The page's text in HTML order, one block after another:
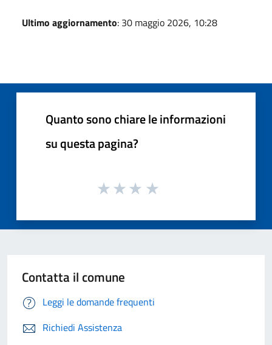
Ultimo aggiornamento: 30 maggio 2026, 10:28
Quanto sono chiare le informazioni
su questa pagina?
Contatta il comune
Leggi le domande frequenti
Richiedi Assistenza